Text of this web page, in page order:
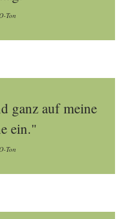
Ton
ganz auf meine
ein."
Ton